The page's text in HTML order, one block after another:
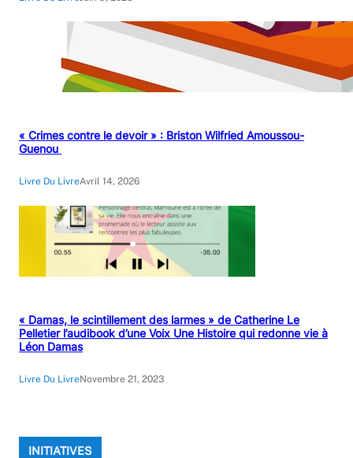
« Crimes contre le devoir » : Briston Wilfried Amoussou-
Guenou
Livre Du LivreAvril 14, 2026
« Damas, le scintillement des larmes » de Catherine Le
Pelletier l’audibook d’une Voix Une Histoire qui redonne vie à
Léon Damas
Livre Du LivreNovembre 21, 2023
INITIATIVES